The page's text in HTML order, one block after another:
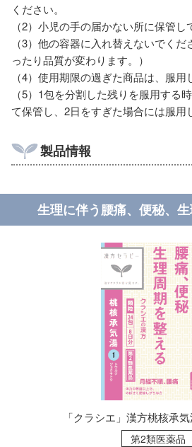
ください。
（2）小児の手の届かない所に保管し
（3）他の容器に入れ替えないでく
ったり品質が変わります。）
（4）使用期限の過ぎた商品は、服用
（5）1包を分割した残りを服用する
て保管し、2日をすぎた場合には服用
製品情報
生理に伴う腰痛、便秘、
「クラシエ」漢方桃核承
第2類医薬品